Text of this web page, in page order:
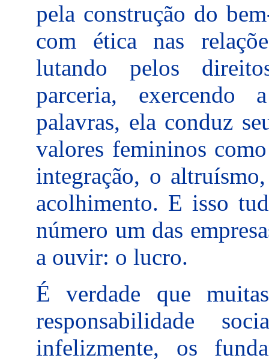
pela construção do
com ética nas
lutando pelos
parceria, exercendo
palavras, ela conduz
valores femininos
integração, o
acolhimento. E isso
número um das
a ouvir: o lucro.
É verdade que
responsabilidade
infelizmente, os